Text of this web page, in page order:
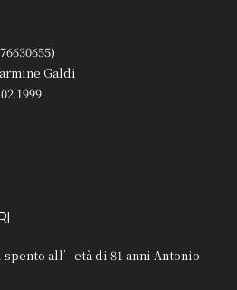
Galdi
all’età di 81 anni Antonio